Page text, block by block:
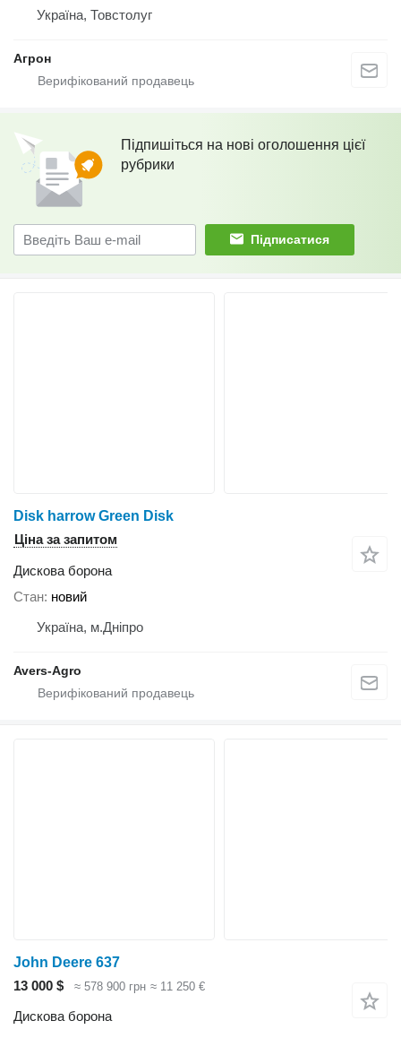
Україна, Товстолуг
Агрон
Підпишіться на нові оголошення цієї
рубрики
Підписатися
Disk harrow Green Disk
Ціна за запитом
Дискова борона
Стан новий
Україна, м.Дніпро
Avers-Agro
John Deere 637
13 000 $
≈ 578 900 грн ≈ 11 250 €
Дискова борона